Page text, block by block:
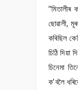
"মিতালীৰ
ছোৱালী,
কৰিছিল
চিঠি দিয়া
চিনেমা
ক'বলৈ